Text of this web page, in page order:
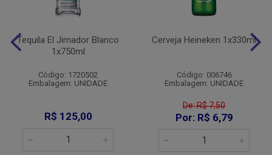
Tequila El Jimador Blanco
1x750ml
Código: 1720502
Embalagem: UNIDADE
R$ 125,00
Cerveja Heineken 1x330ml
Código: 006746
Embalagem: UNIDADE
De: R$ 7,50
Por: R$ 6,79